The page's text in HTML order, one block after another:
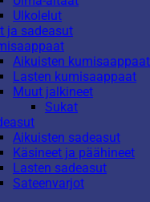
Ulkolelut
ja sadeasut
Aikuisten kumisaappaat
Lasten kumisaappaat
Muut jalkineet
Sukat
Aikuisten sadeasut
Käsineet ja päähineet
Lasten sadeasut
Sateenvarjot